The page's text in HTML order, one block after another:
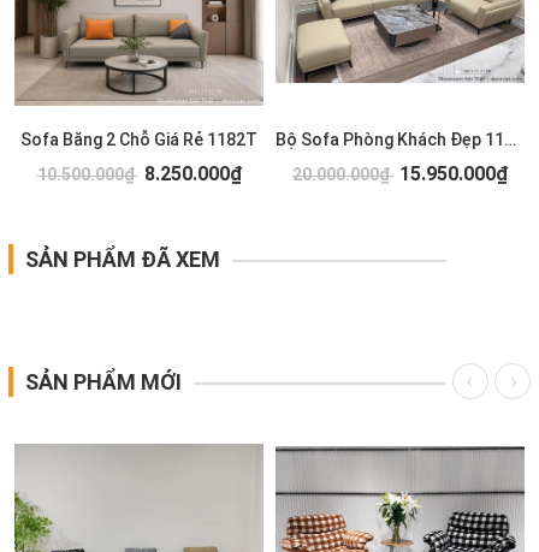
Sofa Băng 2 Chỗ Giá Rẻ 1182T
10.500.000₫ 8.250.000₫
Bộ Sofa Phòng Khách Đẹp 1179T
20.000.000₫ 15.950.000₫
SẢN PHẨM ĐÃ XEM
SẢN PHẨM MỚI